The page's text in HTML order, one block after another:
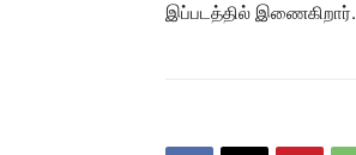
இப்படத்தில் இணைகிறார்.